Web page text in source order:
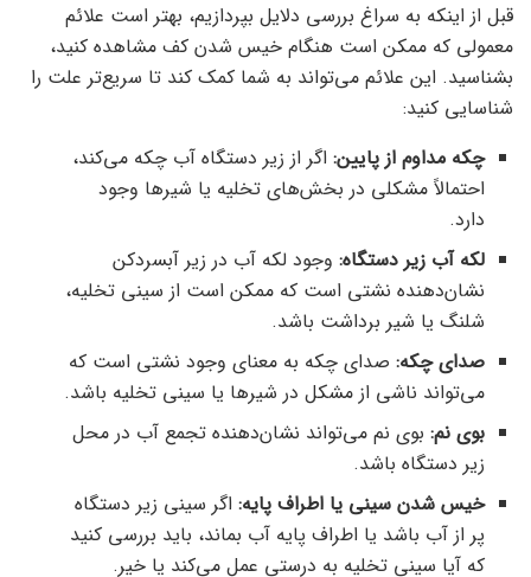
قبل از اینکه به سراغ بررسی دلایل بپردازیم، بهتر است علائم
معمولی که ممکن است هنگام خیس شدن کف مشاهده کنید،
بشناسید. این علائم می‌تواند به شما کمک کند تا سریع‌تر علت را
شناسایی کنید:
چکه مداوم از پایین: اگر از زیر دستگاه آب چکه می‌کند،
احتمالاً مشکلی در بخش‌های تخلیه یا شیرها وجود
دارد.
لکه آب زیر دستگاه: وجود لکه آب در زیر آبسردکن
نشان‌دهنده نشتی است که ممکن است از سینی تخلیه،
شلنگ یا شیر برداشت باشد.
صدای چکه: صدای چکه به معنای وجود نشتی است که
می‌تواند ناشی از مشکل در شیرها یا سینی تخلیه باشد.
بوی نم: بوی نم می‌تواند نشان‌دهنده تجمع آب در محل
زیر دستگاه باشد.
خیس شدن سینی یا اطراف پایه: اگر سینی زیر دستگاه
پر از آب باشد یا اطراف پایه آب بماند، باید بررسی کنید
که آیا سینی تخلیه به درستی عمل می‌کند یا خیر.